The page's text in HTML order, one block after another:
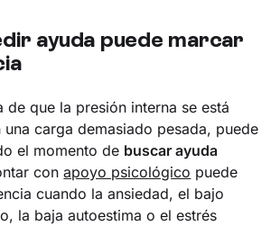
ayuda puede marcar
de que la presión interna se está
carga demasiado pesada, puede
el momento de buscar ayuda
conapoyo psicológico puede
cuando la ansiedad, el bajo
la baja autoestima o el estrés